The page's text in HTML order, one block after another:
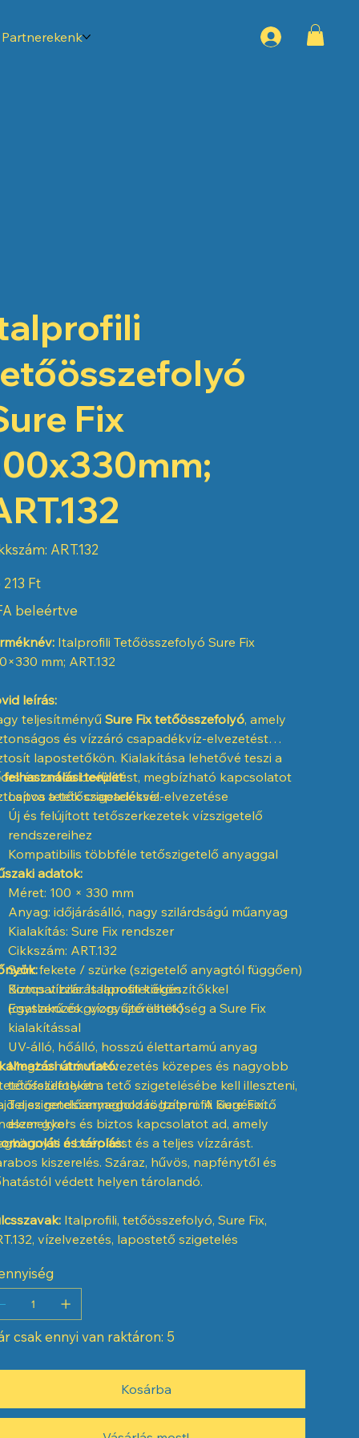
Partnerekenk
Fix
Cikkszám:
ART.132
ART.132
213 Ft
beleértve
Italprofili Tetőösszefolyó Sure Fix
mm; ART.132
leírás:
teljesítményűSure Fix tetőösszefolyó, amely
és vízzáró csapadékvíz-elvezetést
lapostetőkön. Kialakítása lehetővé teszi a
és tartós beépítést, megbízható kapcsolatot
a tetőszigeteléssel.
felhasználási terület:
Lapos tetők csapadékvíz-elvezetése
Új és felújított tetőszerkezetek vízszigetelő
rendszereihez
Kompatibilis többféle tetőszigetelő anyaggal
adatok:
Méret: 100 × 330 mm
Anyag: időjárásálló, nagy szilárdságú műanyag
Kialakítás: Sure Fix rendszer
Cikkszám: ART.132
Szín: fekete / szürke (szigetelő anyagtól függően)
Kompatibilis: Italprofili kiegészítőkkel
(csatlakozók, vízgyűjtő üstök)
Biztos vízzárás lapostetőkön
Egyszerű és gyors szerelhetőség a Sure Fix
kialakítással
UV-álló, hőálló, hosszú élettartamú anyag
Megbízható vízelvezetés közepes és nagyobb
tetőfelületeken
Teljes rendszermegoldás Italprofili kiegészítő
elemekkel
útmutató:
a tető szigetelésébe kell illeszteni,
a szigetelőanyaghoz rögzíteni. A Sure Fix
gyors és biztos kapcsolatot ad, amely
a beépítést és a teljes vízzárást.
és tárolás:
kiszerelés. Száraz, hűvös, napfénytől és
védett helyen tárolandó.
Italprofili, tetőösszefolyó, Sure Fix,
vízelvezetés, lapostető szigetelés
csak ennyi van raktáron: 5
Kosárba